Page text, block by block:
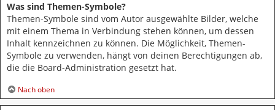
Was sind Themen-Symbole?
Themen-Symbole sind vom Autor ausgewählte Bilder, welche
mit einem Thema in Verbindung stehen können, um dessen
Inhalt kennzeichnen zu können. Die Möglichkeit, Themen-
Symbole zu verwenden, hängt von deinen Berechtigungen ab,
die die Board-Administration gesetzt hat.
Nach oben